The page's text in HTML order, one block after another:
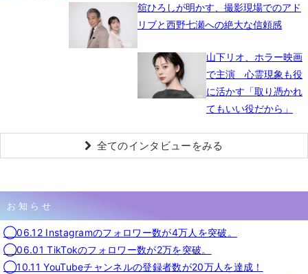
舘ひろしが明かす、撮影現場でのアド
リブと西野七瀬への絶大な信頼感
山下リオ、ホラー映画
で主演 心霊現象も役
に活かす「取り憑かれ
てもいい役だから」
全てのインタビューをみる
お知らせ
◯06.12 Instagramのフォロワー数が4万人を突破。
◯06.01 TikTokのフォロワー数が2万を突破。
◯10.11 YouTubeチャンネルの登録者数が20万人を達成！